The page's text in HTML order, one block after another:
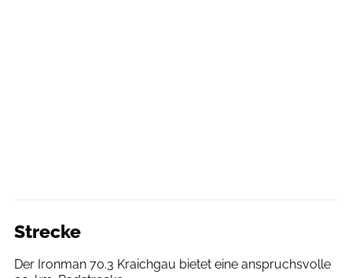
Strecke
Der Ironman 70.3 Kraichgau bietet eine anspruchsvolle